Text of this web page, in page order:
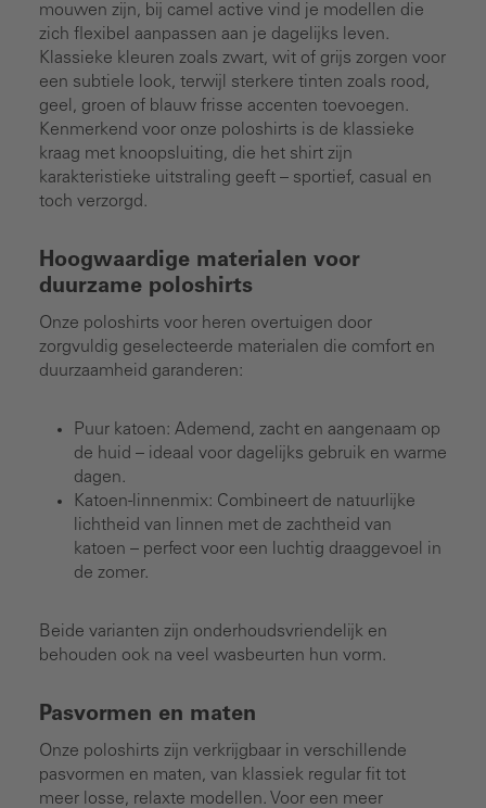
mouwen zijn, bij camel active vind je modellen die
zich flexibel aanpassen aan je dagelijks leven.
Klassieke kleuren zoals zwart, wit of grijs zorgen voor
een subtiele look, terwijl sterkere tinten zoals rood,
geel, groen of blauw frisse accenten toevoegen.
Kenmerkend voor onze poloshirts is de klassieke
kraag met knoopsluiting, die het shirt zijn
karakteristieke uitstraling geeft – sportief, casual en
toch verzorgd.
Hoogwaardige materialen voor
duurzame poloshirts
Onze poloshirts voor heren overtuigen door
zorgvuldig geselecteerde materialen die comfort en
duurzaamheid garanderen:
Puur katoen: Ademend, zacht en aangenaam op
de huid – ideaal voor dagelijks gebruik en warme
dagen.
Katoen-linnenmix: Combineert de natuurlijke
lichtheid van linnen met de zachtheid van
katoen – perfect voor een luchtig draaggevoel in
de zomer.
Beide varianten zijn onderhoudsvriendelijk en
behouden ook na veel wasbeurten hun vorm.
Pasvormen en maten
Onze poloshirts zijn verkrijgbaar in verschillende
pasvormen en maten, van klassiek regular fit tot
meer losse, relaxte modellen. Voor een meer